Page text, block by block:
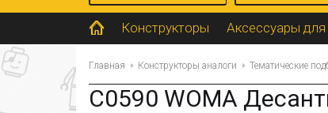
Конструкторы Аксессуары для
Главная Конструкторы аналоги Тематические
C0590 WOMA